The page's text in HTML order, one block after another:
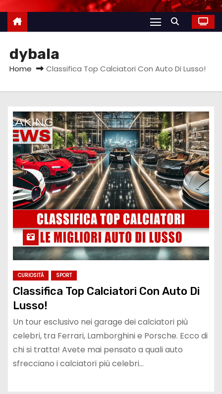
dybala
Home Classifica Top Calciatori Con Auto Di Lusso!
CURIOSITÀ SPORT
Classifica Top Calciatori Con Auto Di
Lusso!
Un tour esclusivo nei garage dei calciatori più
celebri, tra Ferrari, Lamborghini e Porsche. Ecco di
chi si tratta! Avete mai pensato a quali auto
sfrecciano i calciatori più celebri…